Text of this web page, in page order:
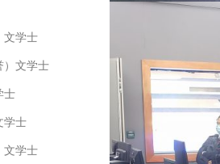
文学士
）文学士
士
学士
文学士